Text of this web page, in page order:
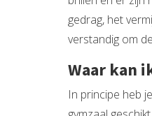
gedrag, het
verstandig om
Waar kan
In principe heb